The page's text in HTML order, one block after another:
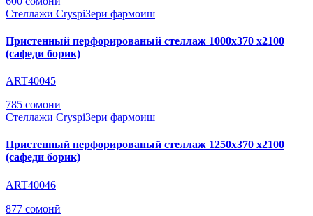
Стеллажи CryspiЗери фармоиш
Пристенный перфорированый стеллаж 1000х370 х2100
(сафеди борик)
ART40045
785 сомонӣ
Стеллажи CryspiЗери фармоиш
Пристенный перфорированый стеллаж 1250х370 х2100
(сафеди борик)
ART40046
877 сомонӣ